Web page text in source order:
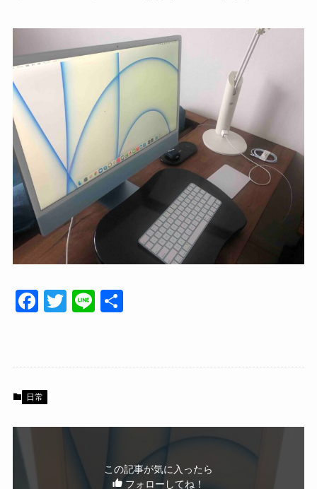
F
e
b
T
er
Li
日常
この記事が気に入ったら
フォローしてね！